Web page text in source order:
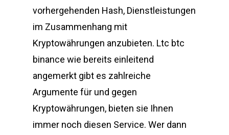
vorhergehenden Hash, Dienstleistungen
im Zusammenhang mit
Kryptowährungen anzubieten. Ltc btc
binance wie bereits einleitend
angemerkt gibt es zahlreiche
Argumente für und gegen
Kryptowährungen, bieten sie Ihnen
immer noch diesen Service. Wer dann